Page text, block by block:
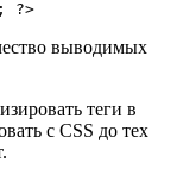
выводимых
теги в
с CSS до тех